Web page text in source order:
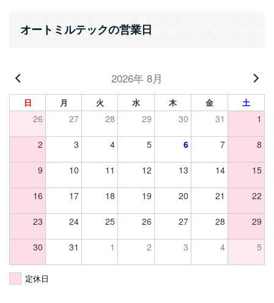
オートミルテックの営業日
2026年 8月
日 月 火 水 木 金 土
26 27 28 29 30 31 1
2 3 4 5 6 7 8
9 10 11 12 13 14 15
16 17 18 19 20 21 22
23 24 25 26 27 28 29
30 31 1 2 3 4 5
定休日